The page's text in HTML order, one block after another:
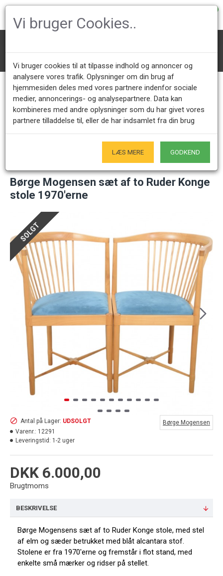
Kundeservice +45 28491875
Mandag - Fredag 9.00 - 17.00
Åbningstider showroom
Kun på forudgående aftale - Hverdage
Børge Mogensen sæt af to Ruder Konge
stole 1970'erne
SOLGT
DKK 6.000,00
Brugtmoms
Antal på Lager: UDSOLGT
Varenr.: 12291
Leveringstid: 1-2 uger
Børge Mogensen
BESKRIVELSE
Børge Mogensens sæt af to Ruder Konge stole, med stel
af elm og sæder betrukket med blåt alcantara stof.
Stolene er fra 1970'erne og fremstår i flot stand, med
enkelte små mærker og ridser på stellet.
Vi bruger Cookies..
Vi bruger cookies til at tilpasse indhold og annoncer og
analysere vores trafik. Oplysninger om din brug af
hjemmesiden deles med vores partnere indenfor sociale
medier, annoncerings- og analysepartnere. Data kan
kombineres med andre oplysninger som du har givet vores
partnere tilladdelse til, eller de har indsamlet fra din brug
LÆS MERE GODKEND